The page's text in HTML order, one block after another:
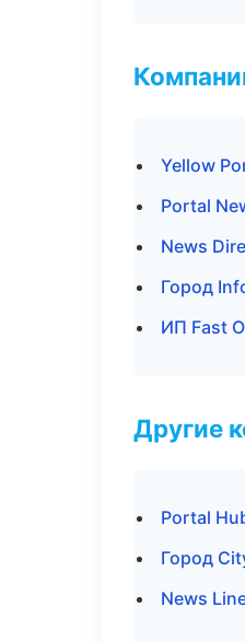
Yellow
Portal
News
Город
ИП Fast
Другие
Portal
Город
News